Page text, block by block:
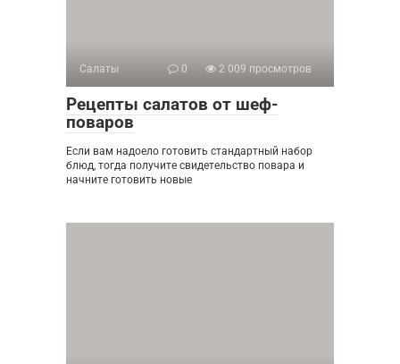
Салаты 0 2 009 просмотров
Рецепты салатов от шеф-
поваров
Если вам надоело готовить стандартный набор
блюд, тогда получите свидетельство повара и
начните готовить новые